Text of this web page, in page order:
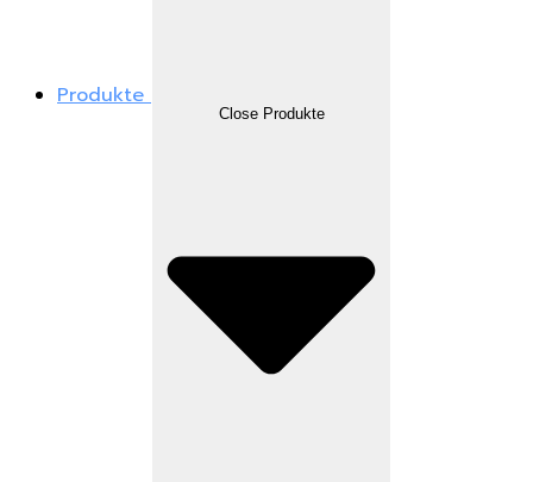
Produkte
Close Produkte